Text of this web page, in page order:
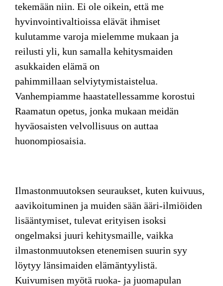
tekemään niin. Ei ole oikein, että me
hyvinvointivaltioissa elävät ihmiset
kulutamme varoja mielemme mukaan ja
reilusti yli, kun samalla kehitysmaiden
asukkaiden elämä on
pahimmillaan selviytymistaistelua.
Vanhempiamme haastatellessamme korostui
Raamatun opetus, jonka mukaan meidän
hyväosaisten velvollisuus on auttaa
huonompiosaisia.
Ilmastonmuutoksen seuraukset, kuten kuivuus,
aavikoituminen ja muiden sään ääri-ilmiöiden
lisääntymiset, tulevat erityisen isoksi
ongelmaksi juuri kehitysmaille, vaikka
ilmastonmuutoksen etenemisen suurin syy
löytyy länsimaiden elämäntyylistä.
Kuivumisen myötä ruoka- ja juomapulan